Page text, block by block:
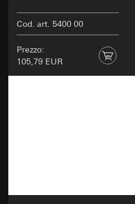
Cod. art. 5400 00
Prezzo:
105,79 EUR